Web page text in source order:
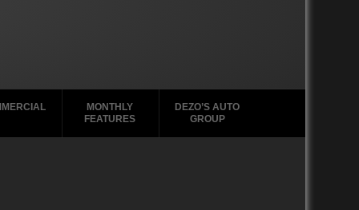
MONTHLY
FEATURES
DEZO’S AUTO
GROUP